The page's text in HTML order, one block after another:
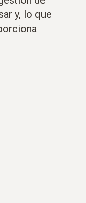
y, lo que